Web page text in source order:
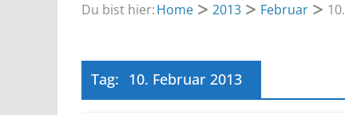
Du bist hier:Home 2013 Februar 10.
Tag: 10. Februar 2013